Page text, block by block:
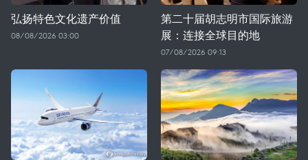
弘扬特色文化遗产价值
08/08/2026 03:00
第二十届胡志明市国际旅游
展：连接全球目的地
07/08/2026 09:13